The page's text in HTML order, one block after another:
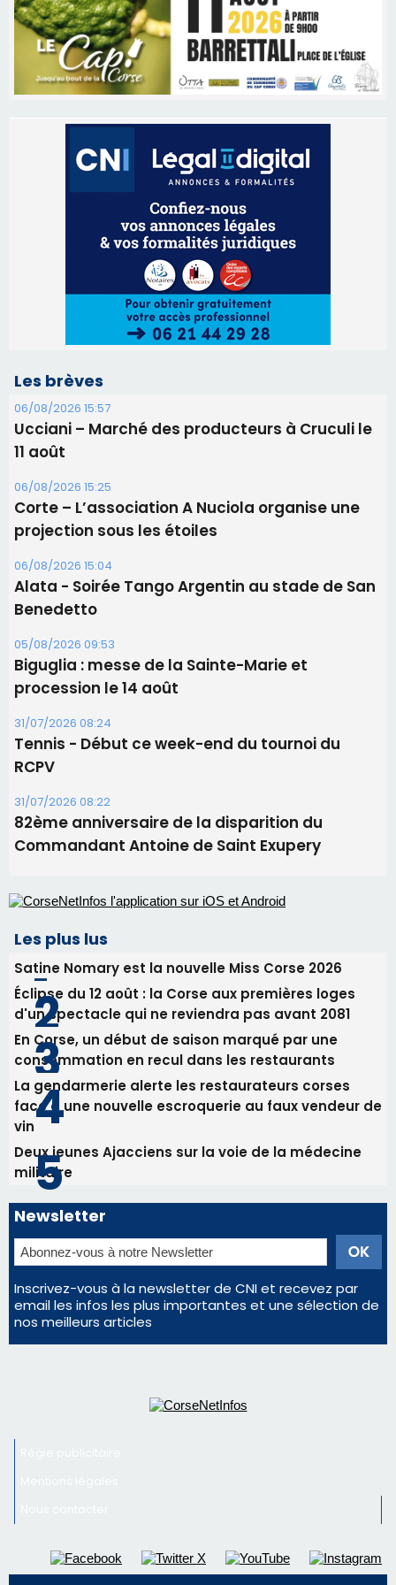
Les brèves
06/08/2026 15:57
Ucciani – Marché des producteurs à Cruculi le
11 août
06/08/2026 15:25
Corte – L’association A Nuciola organise une
projection sous les étoiles
06/08/2026 15:04
Alata - Soirée Tango Argentin au stade de San
Benedetto
05/08/2026 09:53
Biguglia : messe de la Sainte-Marie et
procession le 14 août
31/07/2026 08:24
Tennis - Début ce week-end du tournoi du
RCPV
31/07/2026 08:22
82ème anniversaire de la disparition du
Commandant Antoine de Saint Exupery
Les plus lus
Satine Nomary est la nouvelle Miss Corse 2026
Éclipse du 12 août : la Corse aux premières loges
d'un spectacle qui ne reviendra pas avant 2081
En Corse, un début de saison marqué par une
consommation en recul dans les restaurants
La gendarmerie alerte les restaurateurs corses
face à une nouvelle escroquerie au faux vendeur de
vin
Deux jeunes Ajacciens sur la voie de la médecine
militaire
Newsletter
Inscrivez-vous à la newsletter de CNI et recevez par
email les infos les plus importantes et une sélection de
nos meilleurs articles